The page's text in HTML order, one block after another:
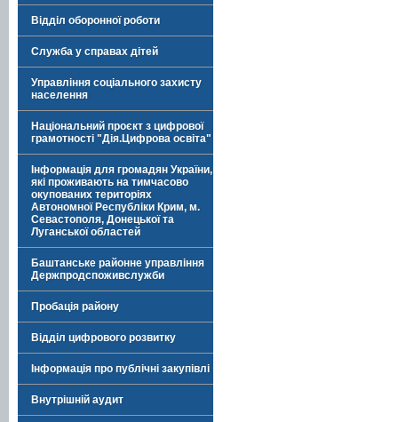
Відділ оборонної роботи
Служба у справах дітей
Управління соціального захисту
населення
Національний проєкт з цифрової
грамотності "Дія.Цифрова освіта"
Інформація для громадян України,
які проживають на тимчасово
окупованих територіях
Автономної Республіки Крим, м.
Севастополя, Донецької та
Луганської областей
Баштанське районне управління
Держпродспоживслужби
Пробація району
Відділ цифрового розвитку
Інформація про публічні закупівлі
Внутрішній аудит